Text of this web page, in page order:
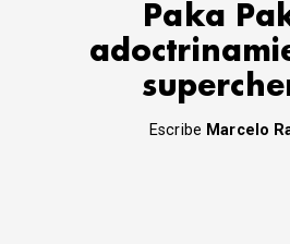
Paka
Escribe Marcelo